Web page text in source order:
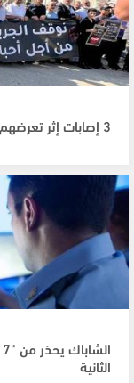
3 إصابات إثر تعرضهم للطعن في الطيبة
الثانية